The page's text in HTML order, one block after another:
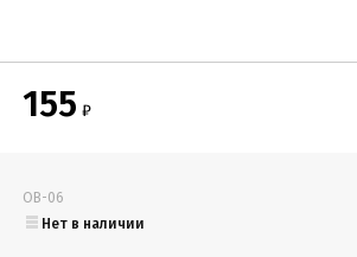
155 ₽
ОВ-06
Нет в наличии